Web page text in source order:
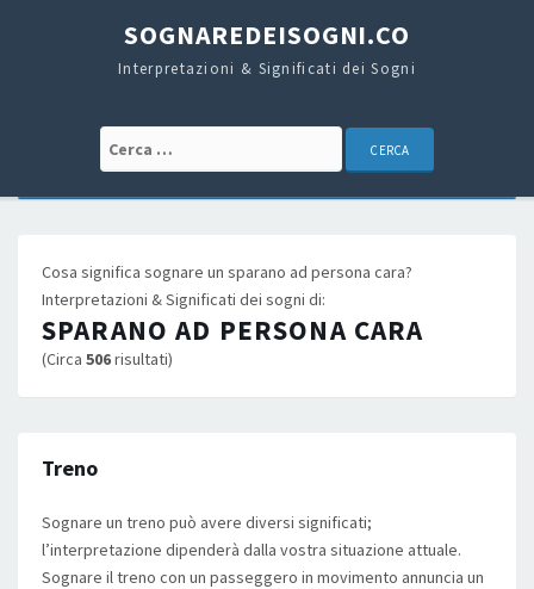
SOGNAREDEISOGNI.CO
Interpretazioni & Significati dei Sogni
Cerca:
Cosa significa sognare un sparano ad persona cara?
Interpretazioni & Significati dei sogni di:
SPARANO AD PERSONA CARA
(Circa 506risultati)
Treno
Sognare un treno può avere diversi significati;
l’interpretazione dipenderà dalla vostra situazione attuale.
Sognare il treno con un passeggero in movimento annuncia un